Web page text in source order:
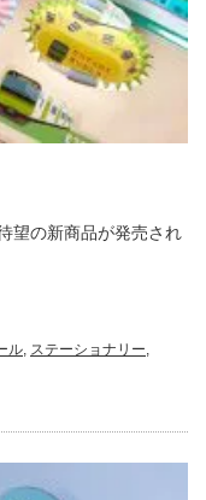
望の新商品が発売され
ル, ステーショナリー,